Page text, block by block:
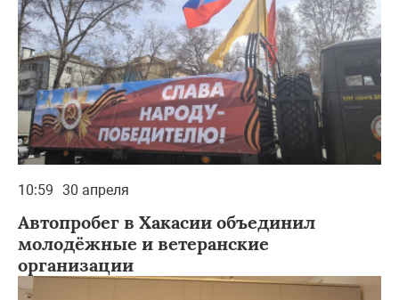
10:59 30 апреля
Автопробег в Хакасии объединил
молодёжные и ветеранские
организации